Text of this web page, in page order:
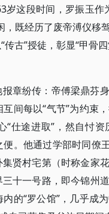
这段时间，罗振玉
，既经历了废帝溥仪移
古”授徒，彰显“甲骨
章纷传：帝傅梁鼎芬
间每以“气节”为约束
仕途进取”，然自忖
。他通过学部时同僚
贤村宅第（时称金家
十一号路，即今锦州
的“罗公馆”，几乎成